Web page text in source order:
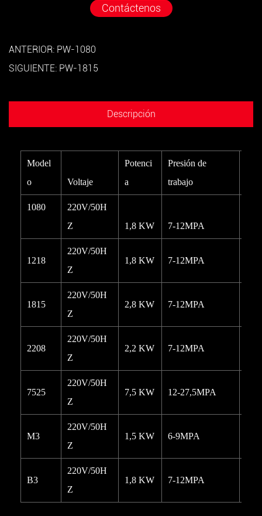
Contáctenos
ANTERIOR: PW-1080
SIGUIENTE: PW-1815
Descripción
Model
o
Voltaje
Potenci
a
Presión de
trabajo
1080
220V/50H
Z
1,8 KW 7-12MPA
1218
220V/50H
Z
1,8 KW 7-12MPA
1815
220V/50H
Z
2,8 KW 7-12MPA
2208
220V/50H
Z
2,2 KW 7-12MPA
7525
220V/50H
Z
7,5 KW 12-27,5MPA
M3
220V/50H
Z
1,5 KW 6-9MPA
B3
220V/50H
Z
1,8 KW 7-12MPA